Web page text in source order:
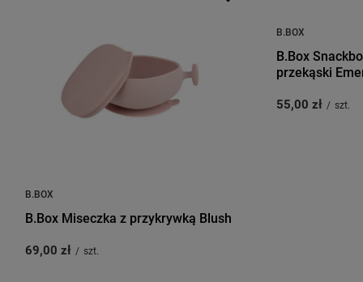
B.BOX
B.Box Miseczka z przykrywką Blush
69,00 zł / szt.
B.BOX
B.Box
przekąski
55,00 zł / szt.